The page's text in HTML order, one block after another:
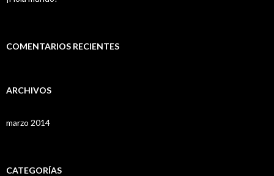
COMENTARIOS RECIENTES
ARCHIVOS
marzo 2014
CATEGORÍAS